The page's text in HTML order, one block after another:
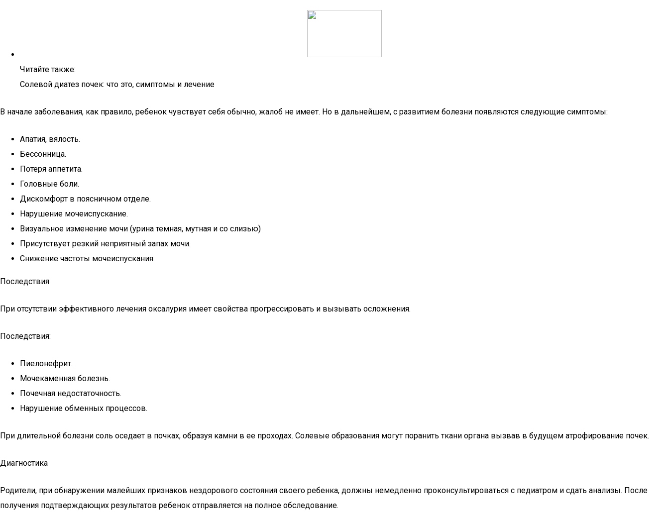
Читайте также:
Солевой диатез почек: что это, симптомы и лечение
В начале заболевания, как правило, ребенок чувствует себя обычно, жалоб не имеет. Но в дальнейшем, с развитием болезни появляются следующие симптомы:
Апатия, вялость.
Бессонница.
Потеря аппетита.
Головные боли.
Дискомфорт в поясничном отделе.
Нарушение мочеиспускание.
Визуальное изменение мочи (урина темная, мутная и со слизью)
Присутствует резкий неприятный запах мочи.
Снижение частоты мочеиспускания.
Последствия
При отсутствии эффективного лечения оксалурия имеет свойства прогрессировать и вызывать осложнения.
Последствия:
Пиелонефрит.
Мочекаменная болезнь.
Почечная недостаточность.
Нарушение обменных процессов.
При длительной болезни соль оседает в почках, образуя камни в ее проходах. Солевые образования могут поранить ткани органа вызвав в будущем атрофирование почек.
Диагностика
Родители, при обнаружении малейших признаков нездорового состояния своего ребенка, должны немедленно проконсультироваться с педиатром и сдать анализы. После
получения подтверждающих результатов ребенок отправляется на полное обследование.